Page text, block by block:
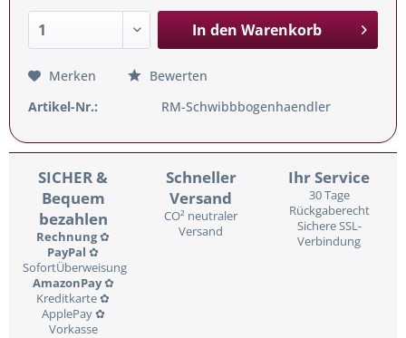
In den Warenkorb
Merken
Bewerten
Artikel-Nr.:
RM-Schwibbbogenhaendler
SICHER &
Bequem
bezahlen
Rechnung✿
PayPal ✿
SofortÜberweisung
AmazonPay✿
Kreditkarte ✿
ApplePay ✿
Vorkasse
Schneller
Versand
CO² neutraler
Versand
Ihr Service
30 Tage
Rückgaberecht
Sichere SSL-
Verbindung